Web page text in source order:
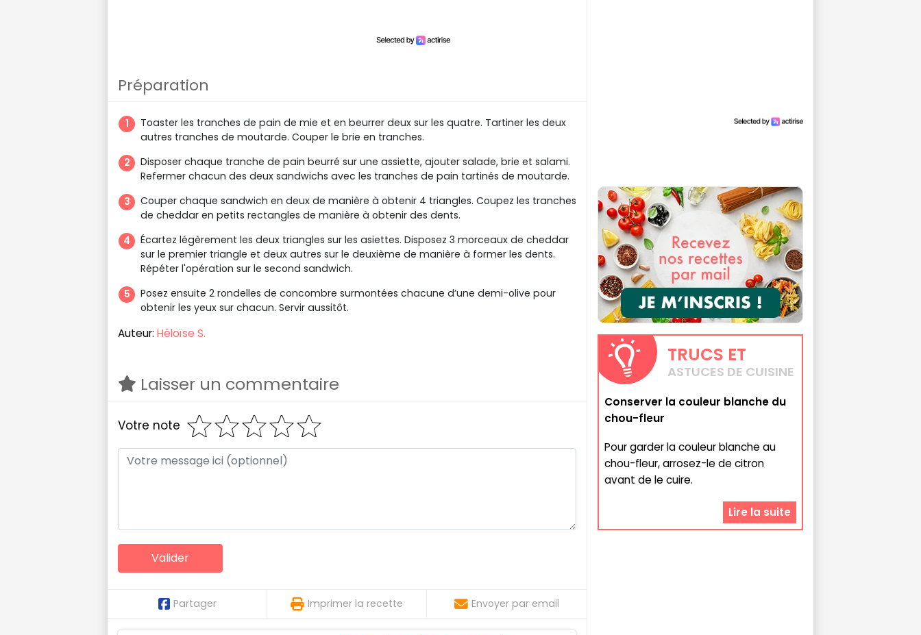
Préparation
Toaster les tranches de pain de mie et en beurrer deux sur les quatre. Tartiner les deux
autres tranches de moutarde. Couper le brie en tranches.
Disposer chaque tranche de pain beurré sur une assiette, ajouter salade, brie et salami.
Refermer chacun des deux sandwichs avec les tranches de pain tartinés de moutarde.
Couper chaque sandwich en deux de manière à obtenir 4 triangles. Coupez les tranches
de cheddar en petits rectangles de manière à obtenir des dents.
Écartez légèrement les deux triangles sur les asiettes. Disposez 3 morceaux de cheddar
sur le premier triangle et deux autres sur le deuxième de manière à former les dents.
Répéter l'opération sur le second sandwich.
Posez ensuite 2 rondelles de concombre surmontées chacune d’une demi-olive pour
obtenir les yeux sur chacun. Servir aussitôt.
Auteur: Héloïse S.
Laisser un commentaire
Votre note
Partager Imprimer la recette Envoyer par email
TRUCS ET
ASTUCES DE CUISINE
Conserver la couleur blanche du
chou-fleur
Pour garder la couleur blanche au
chou-fleur, arrosez-le de citron
avant de le cuire.
Lire la suite